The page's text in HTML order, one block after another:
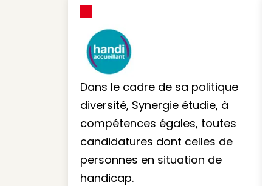
Dans le cadre de sa politique
diversité, Synergie étudie, à
compétences égales, toutes
candidatures dont celles de
personnes en situation de
handicap.